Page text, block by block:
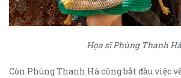
Họa sĩ Phùng Thanh Hà
Còn Phùng Thanh Hà cũng bắt đầu việc